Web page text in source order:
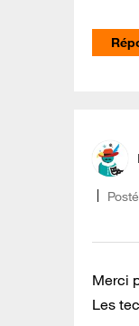
Merci
Les